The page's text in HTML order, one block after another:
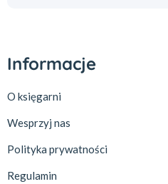
Informacje
O księgarni
Wesprzyj nas
Polityka prywatności
Regulamin